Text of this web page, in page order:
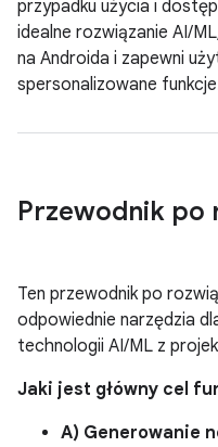
przypadku użycia i
idealne rozwiązanie AI/
na Androida i zapewni
spersonalizowane
Przewodnik po
Ten przewodnik po
odpowiednie narzędzia
technologii AI/ML z
Jaki jest główny cel
A) Generowanie